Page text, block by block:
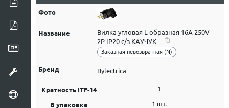
Вилка угловая L-образная 16А 250V
2P IP20 с/з КАУЧУК
Заказная невозвратная (N)
Bylectrica
1
1 шт.